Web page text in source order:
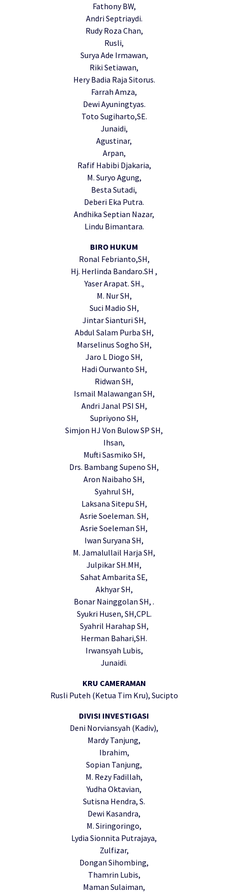
Fathony BW,
Andri Septriaydi.
Rudy Roza Chan,
Rusli,
Surya Ade Irmawan,
Riki Setiawan,
Hery Badia Raja Sitorus.
Farrah Amza,
Dewi Ayuningtyas.
Toto Sugiharto,SE.
Junaidi,
Agustinar,
Arpan,
Rafif Habibi Djakaria,
M. Suryo Agung,
Besta Sutadi,
Deberi Eka Putra.
Andhika Septian Nazar,
Lindu Bimantara.
BIRO HUKUM
Ronal Febrianto,SH,
Hj. Herlinda Bandaro.SH ,
Yaser Arapat. SH.,
M. Nur SH,
Suci Madio SH,
Jintar Sianturi SH,
Abdul Salam Purba SH,
Marselinus Sogho SH,
Jaro L Diogo SH,
Hadi Ourwanto SH,
Ridwan SH,
Ismail Malawangan SH,
Andri Janal PSI SH,
Supriyono SH,
Simjon HJ Von Bulow SP SH,
Ihsan,
Mufti Sasmiko SH,
Drs. Bambang Supeno SH,
Aron Naibaho SH,
Syahrul SH,
Laksana Sitepu SH,
Asrie Soeleman. SH,
Asrie Soeleman SH,
Iwan Suryana SH,
M. Jamalullail Harja SH,
Julpikar SH.MH,
Sahat Ambarita SE,
Akhyar SH,
Bonar Nainggolan SH, .
Syukri Husen, SH,CPL.
Syahril Harahap SH,
Herman Bahari,SH.
Irwansyah Lubis,
Junaidi.
KRU CAMERAMAN
Rusli Puteh (Ketua Tim Kru), Sucipto
DIVISI INVESTIGASI
Deni Norviansyah (Kadiv),
Mardy Tanjung,
Ibrahim,
Sopian Tanjung,
M. Rezy Fadillah,
Yudha Oktavian,
Sutisna Hendra, S.
Dewi Kasandra,
M. Siringoringo,
Lydia Sionnita Putrajaya,
Zulfizar,
Dongan Sihombing,
Thamrin Lubis,
Maman Sulaiman,